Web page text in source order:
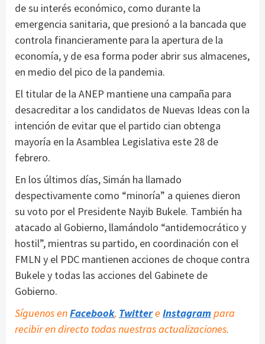
de su interés económico, como durante la
emergencia sanitaria, que presionó a la bancada que
controla financieramente para la apertura de la
economía, y de esa forma poder abrir sus almacenes,
en medio del pico de la pandemia.
El titular de la ANEP mantiene una campaña para
desacreditar a los candidatos de Nuevas Ideas con la
intención de evitar que el partido cian obtenga
mayoría en la Asamblea Legislativa este 28 de
febrero.
En los últimos días, Simán ha llamado
despectivamente como “minoría” a quienes dieron
su voto por el Presidente Nayib Bukele. También ha
atacado al Gobierno, llamándolo “antidemocrático y
hostil”, mientras su partido, en coordinación con el
FMLN y el PDC mantienen acciones de choque contra
Bukele y todas las acciones del Gabinete de
Gobierno.
Síguenos enFacebook, Twittere Instagram para
recibir en directo todas nuestras actualizaciones.